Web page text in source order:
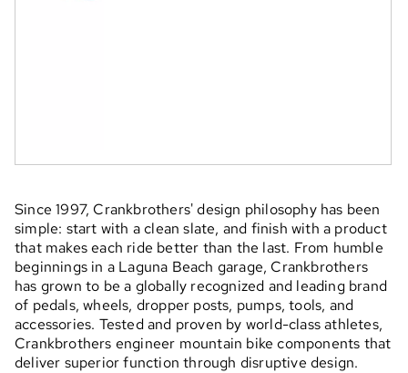
Since 1997, Crankbrothers' design philosophy has been
simple: start with a clean slate, and finish with a product
that makes each ride better than the last. From humble
beginnings in a Laguna Beach garage, Crankbrothers
has grown to be a globally recognized and leading brand
of pedals, wheels, dropper posts, pumps, tools, and
accessories. Tested and proven by world-class athletes,
Crankbrothers engineer mountain bike components that
deliver superior function through disruptive design.